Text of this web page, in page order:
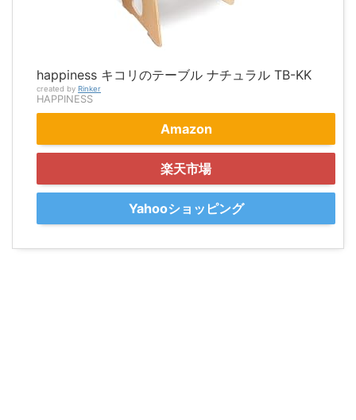
happiness キコリのテーブル ナチュラル TB-KK
created by Rinker
HAPPINESS
Amazon
楽天市場
Yahooショッピング